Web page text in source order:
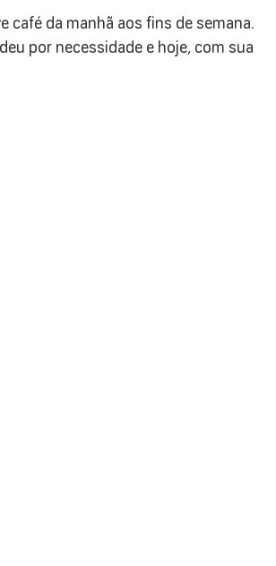
café da manhã aos fins de semana.
por necessidade e hoje, com sua